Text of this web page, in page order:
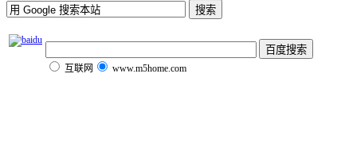
互联网 www.m5home.com